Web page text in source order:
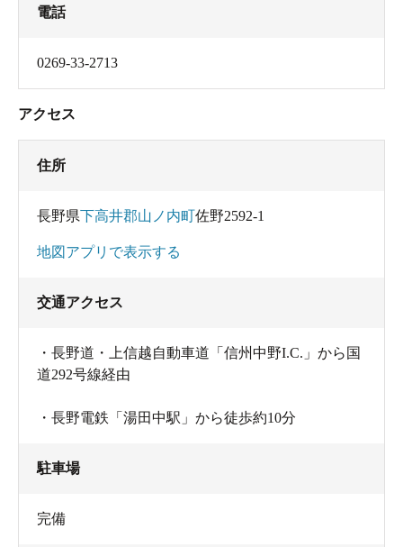
電話
0269-33-2713
アクセス
住所
長野県下高井郡山ノ内町佐野2592-1
地図アプリで表示する
交通アクセス
・長野道・上信越自動車道「信州中野I.C.」から国
道292号線経由
・長野電鉄「湯田中駅」から徒歩約10分
駐車場
完備